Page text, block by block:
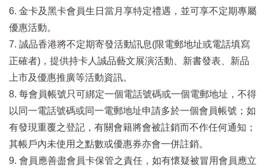
6. 金卡及黑卡會員生日當月享特定禮遇，並可享不定期專屬
優惠活動。
7. 誠品香港將不定期寄發活動訊息(限電郵地址或電話填寫
正確者)，提供持卡人誠品藝文展演活動、新書發表、新品
上市及優惠推廣等活動資訊。
8. 每會員帳號只可綁定一個電話號碼或一個電郵地址，不得
以同一電話號碼或同一電郵地址申請多於一個會員帳號；如
有發現重覆之登記，有關會籍將會被註銷而不作任何通知；
其帳戶內未使用之點數或優惠券亦會一併註銷。
9. 會員應善盡會員卡保管之責任，如有懷疑被冒用會員應立